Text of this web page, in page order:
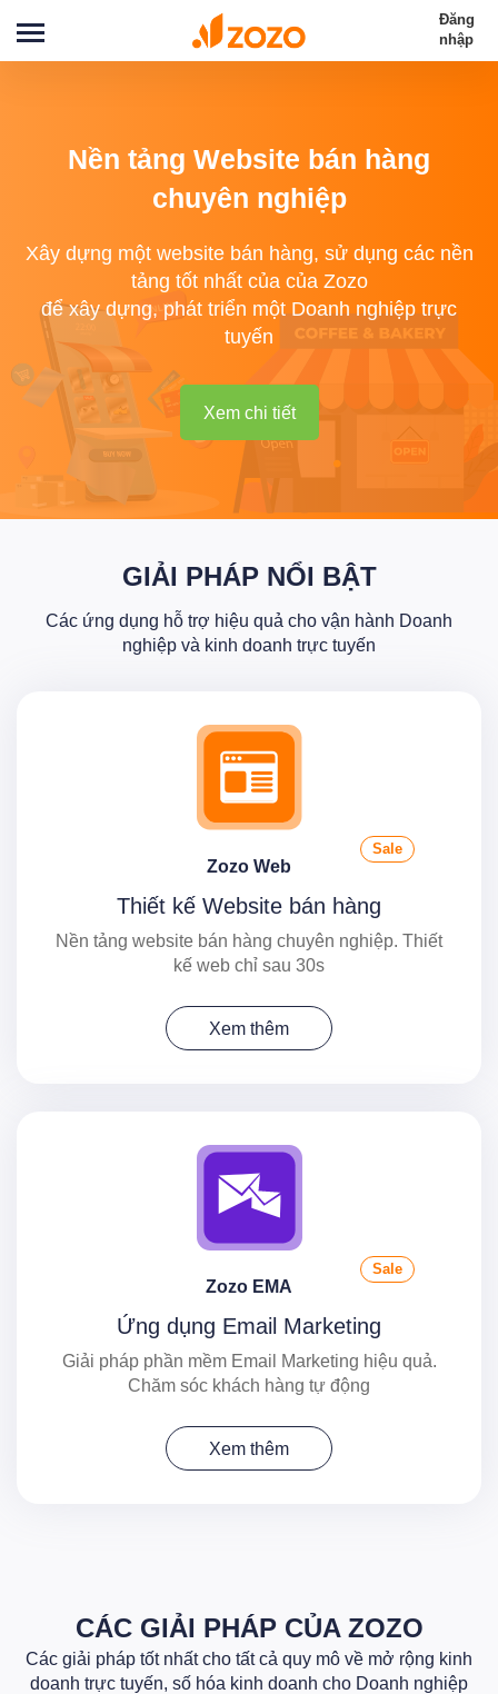
Đăng
nhập
Nền tảng Website bán hàng
chuyên nghiệp
Xây dựng một website bán hàng, sử dụng các nền
tảng tốt nhất của của Zozo
để xây dựng, phát triển một Doanh nghiệp trực
tuyến
Xem chi tiết
GIẢI PHÁP NỔI BẬT
Các ứng dụng hỗ trợ hiệu quả cho vận hành Doanh
nghiệp và kinh doanh trực tuyến
Zozo Web
Sale
Thiết kế Website bán hàng
Nền tảng website bán hàng chuyên nghiệp. Thiết
kế web chỉ sau 30s
Xem thêm
Zozo EMA
Sale
Ứng dụng Email Marketing
Giải pháp phần mềm Email Marketing hiệu quả.
Chăm sóc khách hàng tự động
Xem thêm
CÁC GIẢI PHÁP CỦA ZOZO
Các giải pháp tốt nhất cho tất cả quy mô về mở rộng kinh
doanh trực tuyến, số hóa kinh doanh cho Doanh nghiệp